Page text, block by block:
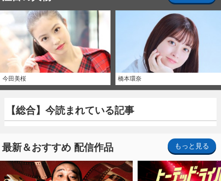
今田美桜 橋本環奈
【総合】今読まれている記事
最新＆おすすめ 配信作品 もっと見る